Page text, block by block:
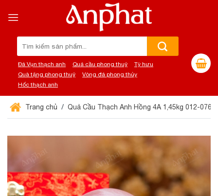
đến
Đá Vụn thạch anh Quả cầu phong thuỷ
Tỳ hưu
Quà tặng phong thuỷ
Vòng đá phong thủy
Hốc thạch anh
Trang chủ Quả Cầu Thạch Anh Hồng 4A 1,45kg 012-